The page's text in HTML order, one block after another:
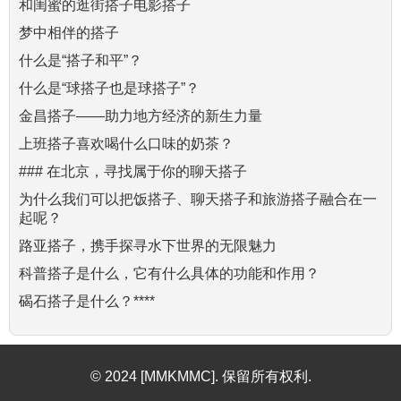
和闺蜜的逛街搭子电影搭子
梦中相伴的搭子
什么是“搭子和平”？
什么是“球搭子也是球搭子”？
金昌搭子——助力地方经济的新生力量
上班搭子喜欢喝什么口味的奶茶？
### 在北京，寻找属于你的聊天搭子
为什么我们可以把饭搭子、聊天搭子和旅游搭子融合在一
起呢？
路亚搭子，携手探寻水下世界的无限魅力
科普搭子是什么，它有什么具体的功能和作用？
碣石搭子是什么？****
© 2024 [MMKMMC]. 保留所有权利.